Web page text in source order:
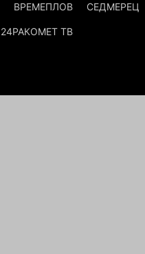
ВРЕМЕПЛОВ СЕДМЕРЕЦ
24РАКОМЕТ ТВ